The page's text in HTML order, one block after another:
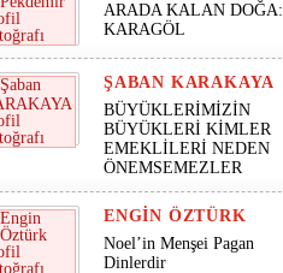
ARADA KALAN DOĞA:
KARAGÖL
ŞABAN KARAKAYA
BÜYÜKLERİMİZİN
BÜYÜKLERİ KİMLER
EMEKLİLERİ NEDEN
ÖNEMSEMEZLER
ENGIN ÖZTÜRK
Noel’in Menşei Pagan
Dinlerdir